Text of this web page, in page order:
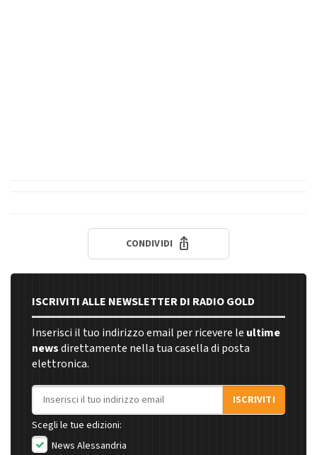
CONDIVIDI
ISCRIVITI ALLE NEWSLETTER DI RADIO GOLD
Inserisci il tuo indirizzo email per ricevere le ultime
newsdirettamente nella tua casella di posta
elettronica.
Indirizzo email
ISCRIVITI
Scegli le tue edizioni:
News Alessandria